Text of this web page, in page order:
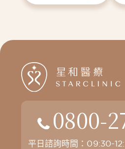
0800-
平日諮詢時間：09:30-